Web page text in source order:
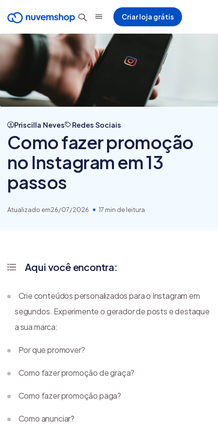
Criar loja grátis
Priscilla Neves Redes Sociais
Como fazer promoção
no Instagram em 13
passos
Atualizado em26/07/2026 17 min de leitura
Aqui você encontra:
Crie conteúdos personalizados para o Instagram em
segundos. Experimente o gerador de posts e destaque
a sua marca:
Por que promover?
Como fazer promoção de graça?
Como fazer promoção paga?
Como anunciar?